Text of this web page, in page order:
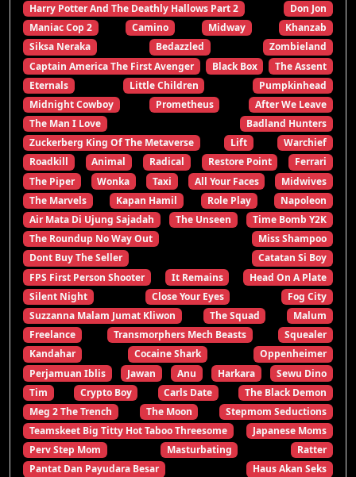
Harry Potter And The Deathly Hallows Part 2
Don Jon
Maniac Cop 2
Camino Midway
Khanzab
Siksa Neraka
Bedazzled
Zombieland
Captain America The First Avenger
Black Box
The Assent
Eternals
Little Children
Pumpkinhead
Midnight Cowboy
Prometheus
After We Leave
The Man I Love
Badland Hunters
Zuckerberg King Of The Metaverse
Lift
Warchief
Roadkill
Animal Radical Restore Point
Ferrari
The Piper
Wonka Taxi All Your Faces
Midwives
The Marvels
Kapan Hamil Role Play
Napoleon
Air Mata Di Ujung Sajadah
The Unseen
Time Bomb Y2K
The Roundup No Way Out
Miss Shampoo
Dont Buy The Seller
Catatan Si Boy
FPS First Person Shooter
It Remains
Head On A Plate
Silent Night
Close Your Eyes
Fog City
Suzzanna Malam Jumat Kliwon
The Squad
Malum
Freelance
Transmorphers Mech Beasts
Squealer
Kandahar
Cocaine Shark
Oppenheimer
Perjamuan Iblis
Jawan Anu Harkara
Sewu Dino
Tim
Crypto Boy Carls Date
The Black Demon
Meg 2 The Trench
The Moon
Stepmom Seductions
Teamskeet Big Titty Hot Taboo Threesome
Japanese Moms
Perv Step Mom
Masturbating
Ratter
Pantat Dan Payudara Besar
Haus Akan Seks